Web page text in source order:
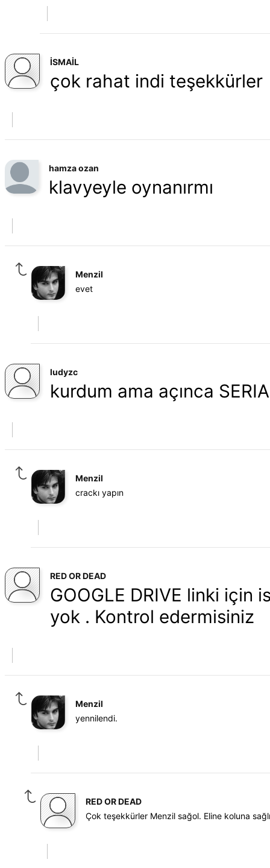
İSMAİL
çok rahat indi teşekkürler
hamza ozan
klavyeyle oynanırmı
Menzil
evet
ludyzc
kurdum ama açınca
Menzil
crackı yapın
RED OR DEAD
GOOGLE DRIVE linki için
yok . Kontrol edermisiniz
Menzil
yennilendi.
RED OR DEAD
Çok teşekkürler Menzil sağol. Eline koluna